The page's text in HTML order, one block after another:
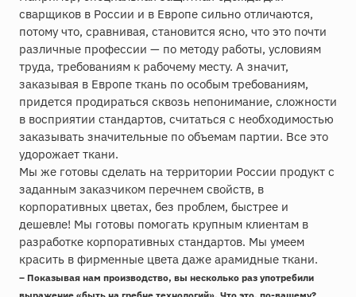
сварщиков в России и в Европе сильно отличаются,
потому что, сравнивая, становится ясно, что это почти
различные профессии — по методу работы, условиям
труда, требованиям к рабочему месту. А значит,
заказывая в Европе ткань по особым требованиям,
придется продираться сквозь непонимание, сложности
в восприятии стандартов, считаться с необходимостью
заказывать значительные по объемам партии. Все это
удорожает ткани.
Мы же готовы сделать на территории России продукт с
заданным заказчиком перечнем свойств, в
корпоративных цветах, без проблем, быстрее и
дешевле! Мы готовы помогать крупным клиентам в
разработке корпоративных стандартов. Мы умеем
красить в фирменные цвета даже арамидные ткани.
– Показывая нам производство, вы несколько раз употребили